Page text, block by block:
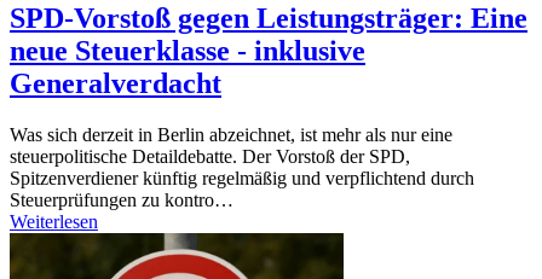
SPD-Vorstoß gegen Leistungsträger: Eine
neue Steuerklasse - inklusive
Generalverdacht
Was sich derzeit in Berlin abzeichnet, ist mehr als nur eine
steuerpolitische Detaildebatte. Der Vorstoß der SPD,
Spitzenverdiener künftig regelmäßig und verpflichtend durch
Steuerprüfungen zu kontro…
Weiterlesen